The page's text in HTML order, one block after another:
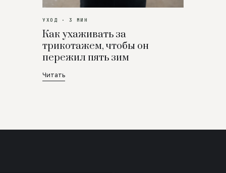
УХОД · 3 МИН
Как ухаживать за
трикотажем, чтобы он
пережил пять зим
Читать